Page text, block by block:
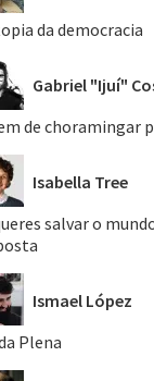
da democracia
Gabriel "Ijuí"
de choramingar
Isabella Tree
salvar o
Ismael López
Plena